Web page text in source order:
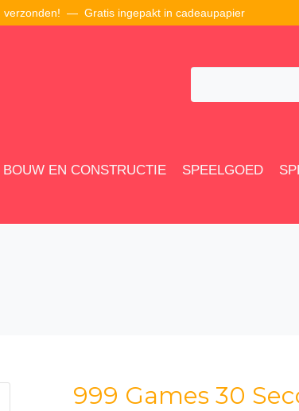
verzonden! — Gratis ingepakt in cadeaupapier
BOUW EN CONSTRUCTIE SPEELGOED
999 Games 30